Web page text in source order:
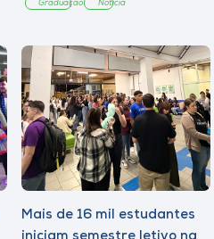
Graduação Notícia
Mais de 16 mil estudantes